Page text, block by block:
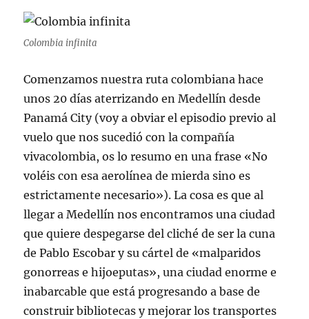
Colombia infinita
Comenzamos nuestra ruta colombiana hace
unos 20 días aterrizando en Medellín desde
Panamá City (voy a obviar el episodio previo al
vuelo que nos sucedió con la compañía
vivacolombia, os lo resumo en una frase «No
voléis con esa aerolínea de mierda sino es
estrictamente necesario»). La cosa es que al
llegar a Medellín nos encontramos una ciudad
que quiere despegarse del cliché de ser la cuna
de Pablo Escobar y su cártel de «malparidos
gonorreas e hijoeputas», una ciudad enorme e
inabarcable que está progresando a base de
construir bibliotecas y mejorar los transportes